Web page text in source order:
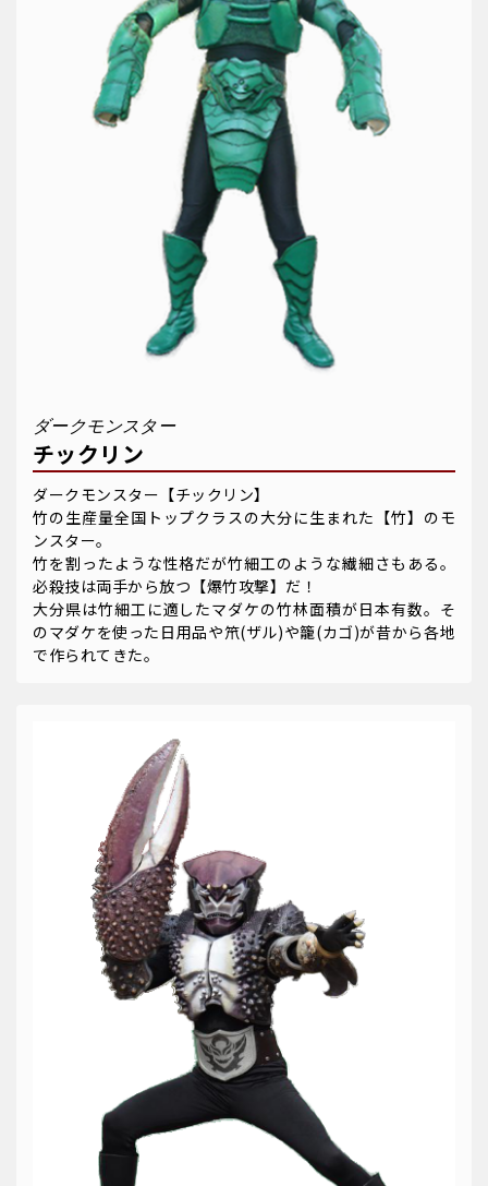
ダークモンスター
チックリン
ダークモンスター【チックリン】
竹の生産量全国トップクラスの大分に生まれた【竹】のモ
ンスター。
竹を割ったような性格だが竹細工のような繊細さもある。
必殺技は両手から放つ【爆竹攻撃】だ！
大分県は竹細工に適したマダケの竹林面積が日本有数。そ
のマダケを使った日用品や笊(ザル)や籠(カゴ)が昔から各地
で作られてきた。